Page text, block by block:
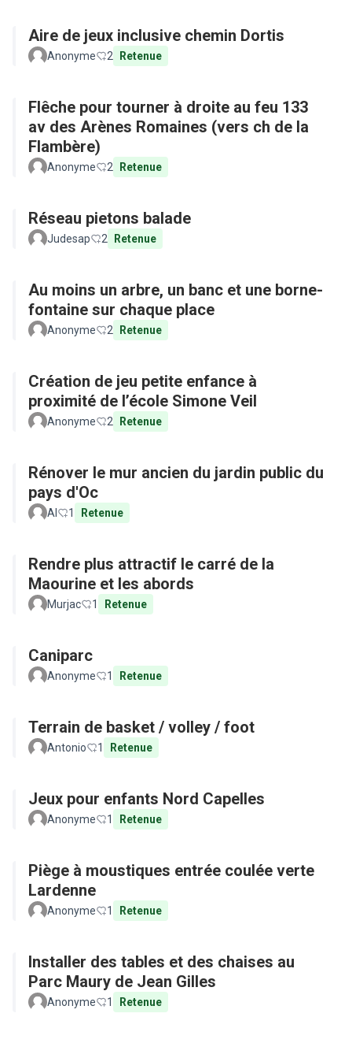
Aire de jeux inclusive chemin Dortis
Anonyme 2 Retenue
Flêche pour tourner à droite au feu 133
av des Arènes Romaines (vers ch de la
Flambère)
Anonyme 2 Retenue
Réseau pietons balade
Judesap 2 Retenue
Au moins un arbre, un banc et une borne-
fontaine sur chaque place
Anonyme 2 Retenue
Création de jeu petite enfance à
proximité de l’école Simone Veil
Anonyme 2 Retenue
Rénover le mur ancien du jardin public du
pays d'Oc
Al 1 Retenue
Rendre plus attractif le carré de la
Maourine et les abords
Murjac 1 Retenue
Caniparc
Anonyme 1 Retenue
Terrain de basket / volley / foot
Antonio 1 Retenue
Jeux pour enfants Nord Capelles
Anonyme 1 Retenue
Piège à moustiques entrée coulée verte
Lardenne
Anonyme 1 Retenue
Installer des tables et des chaises au
Parc Maury de Jean Gilles
Anonyme 1 Retenue